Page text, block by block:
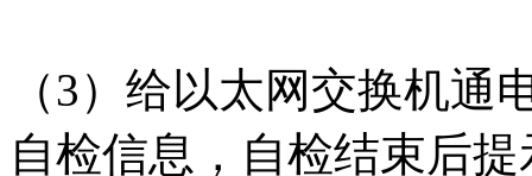
（3）给以太网交换机
自检信息，自检结束后